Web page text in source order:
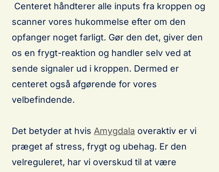
Centeret håndterer alle inputs fra kroppen og
scanner vores hukommelse efter om den
opfanger noget farligt. Gør den det, giver den
os en frygt-reaktion og handler selv ved at
sende signaler ud i kroppen. Dermed er
centeret også afgørende for vores
velbefindende.
Det betyder at hvis Amygdala overaktiv er vi
præget af stress, frygt og ubehag. Er den
velreguleret, har vi overskud til at være